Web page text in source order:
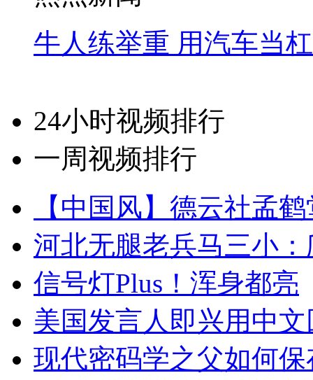
牛人练举重 用汽车当
24小时视频排行
一周视频排行
【中国风】德云社孟
河北无腿老兵马三小
信号灯Plus！浑身都亮
美国发言人即兴用中
现代密码学之父如何